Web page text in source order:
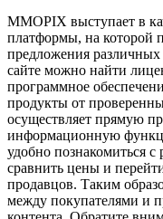
MMOPIX выступает в
платформы, на которой
предложения
сайте можно найти
программное
продукты от
осуществляет прямую
информационную
удобно познакомиться
сравнить цены и
продавцов. Таким
между покупателями и